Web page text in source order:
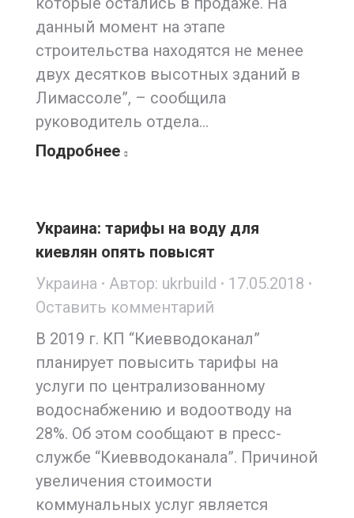
данный момент на этапе
строительства находятся не менее
двух десятков высотных зданий в
Лимассоле”, – сообщила
руководитель отдела…
Подробнее
Украина: тарифы на воду для
киевлян опять повысят
Украина
Автор: ukrbuild
17.05.2018
Оставить комментарий
В 2019 г. КП “Киевводоканал”
планирует повысить тарифы на
услуги по централизованному
водоснабжению и водоотводу на
28%. Об этом сообщают в пресс-
службе “Киевводоканала”. Причиной
увеличения стоимости
коммунальных услуг является